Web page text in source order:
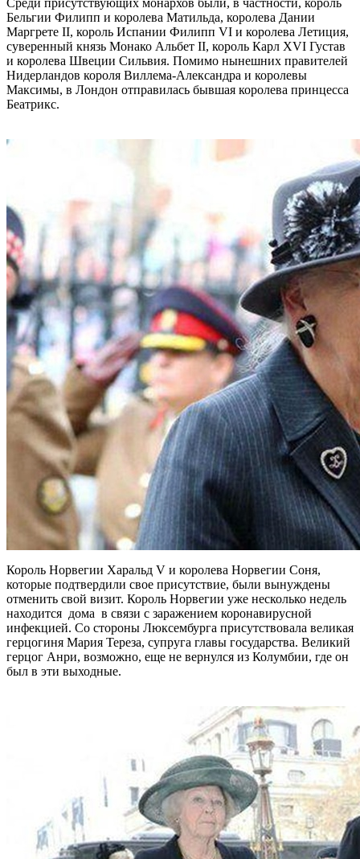
Бельгии Филипп и королева Матильда, королева Дании
Маргрете II, король Испании Филипп VI и королева Летиция,
суверенный князь Монако Альбет II, король Карл XVI Густав
и королева Швеции Сильвия. Помимо нынешних правителей
Нидерландов короля Виллема-Александра и королевы
Максимы, в Лондон отправилась бывшая королева принцесса
Беатрикс.
Король Норвегии Харальд V и королева Норвегии Соня,
которые подтвердили свое присутствие, были вынуждены
отменить свой визит. Король Норвегии уже несколько недель
находится дома в связи с заражением коронавирусной
инфекцией. Со стороны Люксембурга присутствовала великая
герцогиня Мария Тереза, супруга главы государства. Великий
герцог Анри, возможно, еще не вернулся из Колумбии, где он
был в эти выходные.